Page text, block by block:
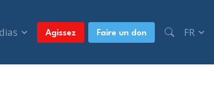
Agissez Faire un don FR